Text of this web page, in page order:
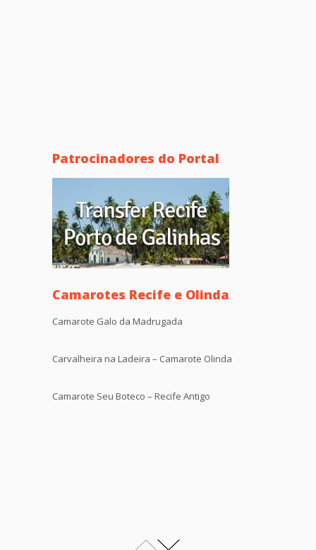
Patrocinadores do Portal
Camarotes Recife e Olinda
Camarote Galo da Madrugada
Carvalheira na Ladeira – Camarote Olinda
Camarote Seu Boteco – Recife Antigo